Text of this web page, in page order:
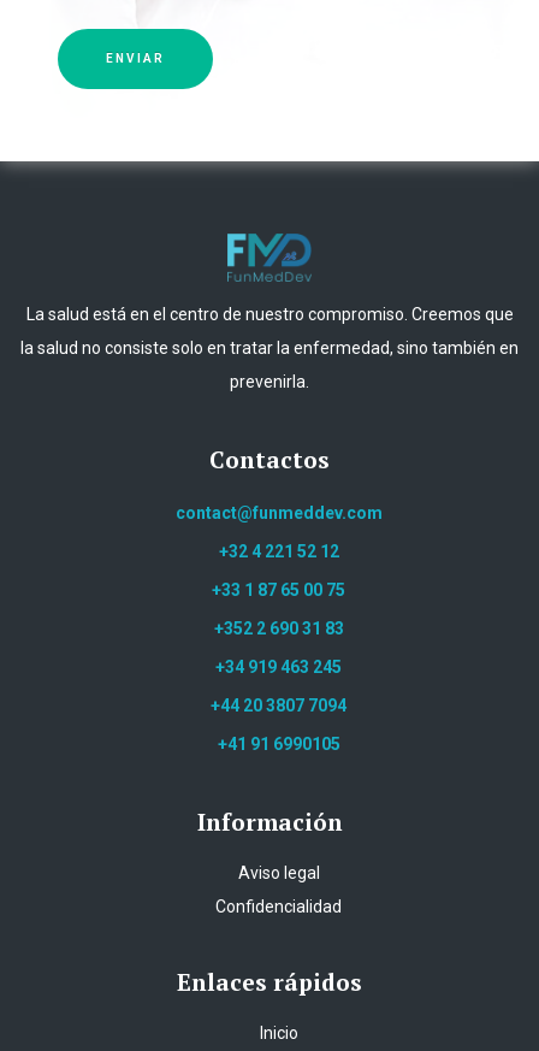
ENVIAR
La salud está en el centro de nuestro compromiso. Creemos que
la salud no consiste solo en tratar la enfermedad, sino también en
prevenirla.
Contactos
contact@funmeddev.com
+32 4 221 52 12
+33 1 87 65 00 75
+352 2 690 31 83
+34 919 463 245
+44 20 3807 7094
+41 91 6990105
Información
Aviso legal
Confidencialidad
Enlaces rápidos
Inicio